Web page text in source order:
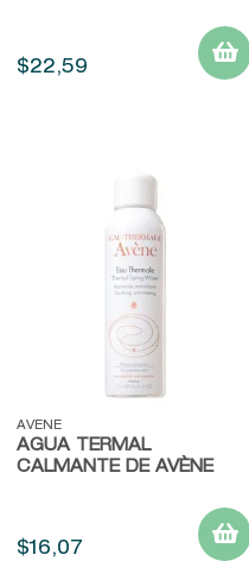
$22,59
AVENE
AGUA TERMAL
CALMANTE DE AVÈNE
$16,07